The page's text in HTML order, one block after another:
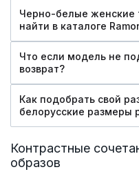
Черно-белые женские
найти в каталоге
Что если модель не
возврат?
Как подобрать свой
белорусские размеры
Контрастные
образов